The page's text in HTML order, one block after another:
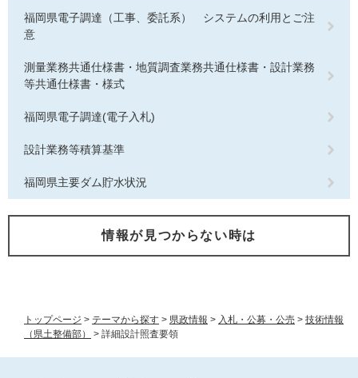
トップページ > テーマから探す > 県政情報 > 入札・公募・公売 > 技術情報
（県土整備部）
> 詳細設計照査要領
福岡県電子調達（工事、委託系） システムの利用とご注
意
測量業務共通仕様書・地質調査業務共通仕様書・設計業務
等共通仕様書・様式
福岡県電子調達(電子入札)
設計業務等積算基準
福岡県主要ダム貯水状況
情報が見つからない時は